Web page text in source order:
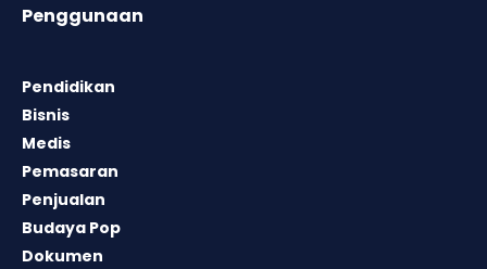
Penggunaan
Pendidikan
Bisnis
Medis
Pemasaran
Penjualan
Budaya Pop
Dokumen